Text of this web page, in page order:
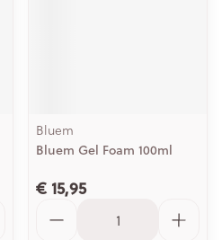
Bluem
Bluem Gel Foam 100ml
€ 15,95